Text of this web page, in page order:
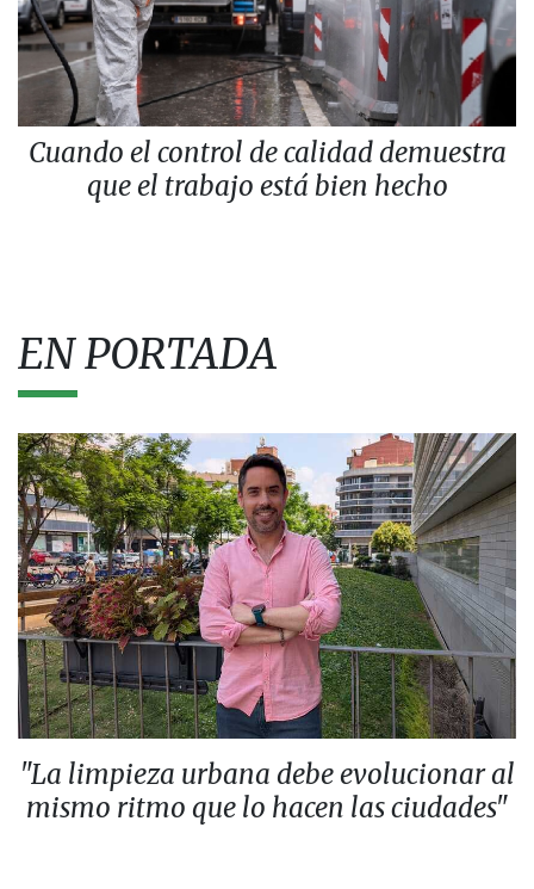
Cuando el control de calidad demuestra
que el trabajo está bien hecho
EN PORTADA
"La limpieza urbana debe evolucionar al
mismo ritmo que lo hacen las ciudades"